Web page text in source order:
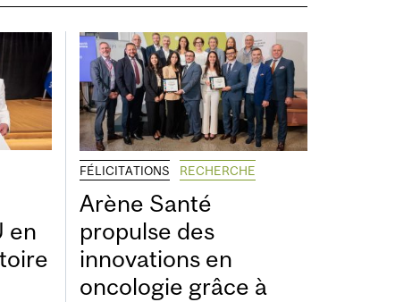
en
FÉLICITATIONS RECHERCHE
Arène Santé
propulse des
innovations en
oncologie grâce à